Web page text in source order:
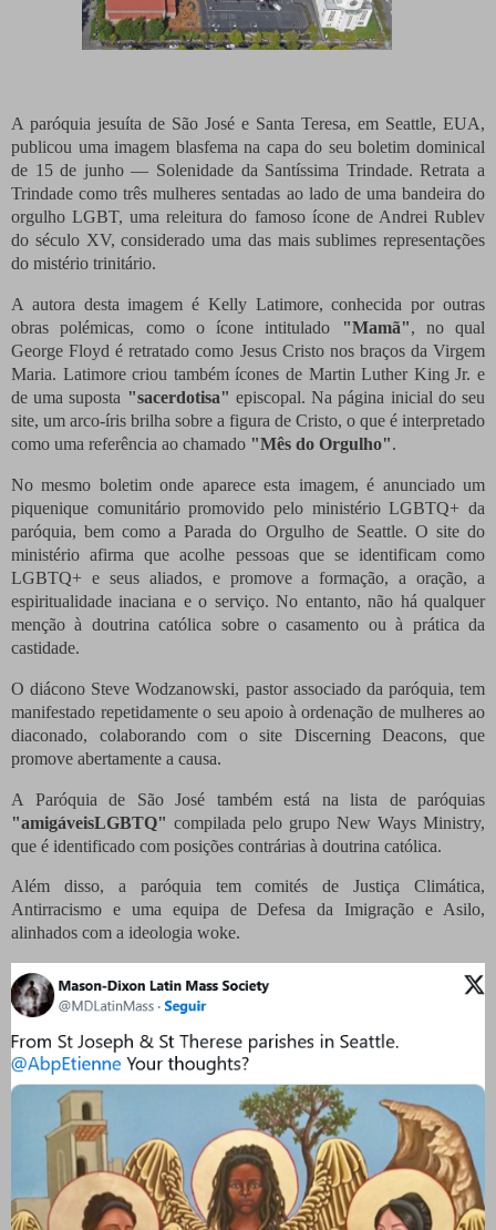
A paróquia jesuíta de São José e Santa Teresa, em Seattle, EUA,
publicou uma imagem blasfema na capa do seu boletim dominical
de 15 de junho — Solenidade da Santíssima Trindade. Retrata a
Trindade como três mulheres sentadas ao lado de uma bandeira do
orgulho LGBT, uma releitura do famoso ícone de Andrei Rublev
do século XV, considerado uma das mais sublimes representações
do mistério trinitário.
A autora desta imagem é Kelly Latimore, conhecida por outras
obras polémicas, como o ícone intitulado
"Mamã", no qual
George Floyd é retratado como Jesus Cristo nos braços da Virgem
Maria. Latimore criou também ícones de Martin Luther King Jr. e
de uma suposta "sacerdotisa" episcopal. Na página inicial do seu
site, um arco-íris brilha sobre a figura de Cristo, o que é interpretado
como uma referência ao chamado "Mês do Orgulho".
No mesmo boletim onde aparece esta imagem, é anunciado um
piquenique comunitário promovido pelo ministério LGBTQ+ da
paróquia, bem como a Parada do Orgulho de Seattle. O site do
ministério afirma que acolhe pessoas que se identificam como
LGBTQ+ e seus aliados, e promove a formação, a oração, a
espiritualidade inaciana e o serviço. No entanto, não há qualquer
menção à doutrina católica sobre o casamento ou à prática da
castidade.
O diácono Steve Wodzanowski, pastor associado da paróquia, tem
manifestado repetidamente o seu apoio à ordenação de mulheres ao
diaconado, colaborando com o site Discerning Deacons, que
promove abertamente a causa.
A Paróquia de São José também está na lista de paróquias
"amigáveis ​​LGBTQ" compilada pelo grupo New Ways Ministry,
que é identificado com posições contrárias à doutrina católica.
Além disso, a paróquia tem comités de Justiça Climática,
Antirracismo e uma equipa de Defesa da Imigração e Asilo,
alinhados com a ideologia woke.